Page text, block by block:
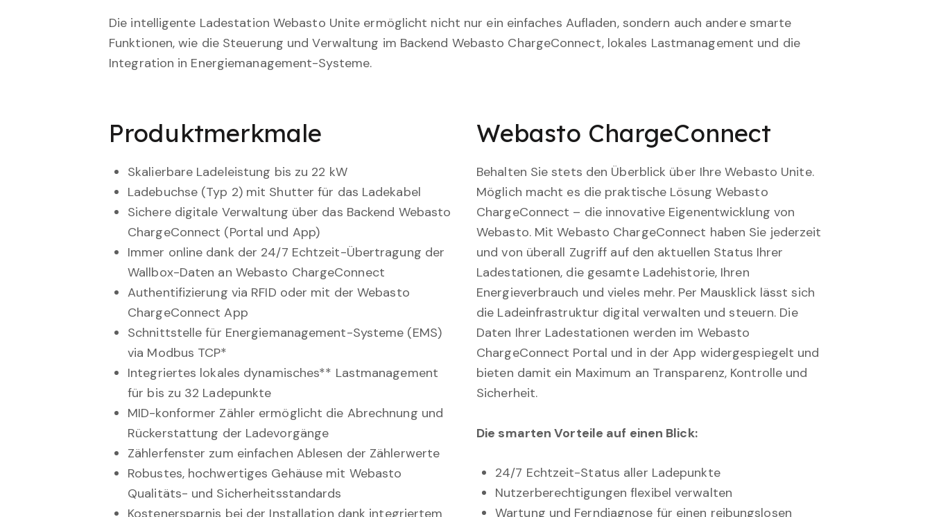
Die intelligente Ladestation Webasto Unite ermöglicht nicht nur ein einfaches Aufladen, sondern auch andere smarte
Funktionen, wie die Steuerung und Verwaltung im Backend Webasto ChargeConnect, lokales Lastmanagement und die
Integration in Energiemanagement-Systeme.
Produktmerkmale
Skalierbare Ladeleistung bis zu 22 kW
Ladebuchse (Typ 2) mit Shutter für das Ladekabel
Sichere digitale Verwaltung über das Backend Webasto
ChargeConnect (Portal und App)
Immer online dank der 24/7 Echtzeit-Übertragung der
Wallbox-Daten an Webasto ChargeConnect
Authentifizierung via RFID oder mit der Webasto
ChargeConnect App
Schnittstelle für Energiemanagement-Systeme (EMS)
via Modbus TCP*
Integriertes lokales dynamisches** Lastmanagement
für bis zu 32 Ladepunkte
MID-konformer Zähler ermöglicht die Abrechnung und
Rückerstattung der Ladevorgänge
Zählerfenster zum einfachen Ablesen der Zählerwerte
Robustes, hochwertiges Gehäuse mit Webasto
Qualitäts- und Sicherheitsstandards
Webasto ChargeConnect
Behalten Sie stets den Überblick über Ihre Webasto Unite.
Möglich macht es die praktische Lösung Webasto
ChargeConnect – die innovative Eigenentwicklung von
Webasto. Mit Webasto ChargeConnect haben Sie jederzeit
und von überall Zugriff auf den aktuellen Status Ihrer
Ladestationen, die gesamte Ladehistorie, Ihren
Energieverbrauch und vieles mehr. Per Mausklick lässt sich
die Ladeinfrastruktur digital verwalten und steuern. Die
Daten Ihrer Ladestationen werden im Webasto
ChargeConnect Portal und in der App widergespiegelt und
bieten damit ein Maximum an Transparenz, Kontrolle und
Sicherheit.
Die smarten Vorteile auf einen Blick:
24/7 Echtzeit-Status aller Ladepunkte
Nutzerberechtigungen flexibel verwalten
Wartung und Ferndiagnose für einen reibungslosen